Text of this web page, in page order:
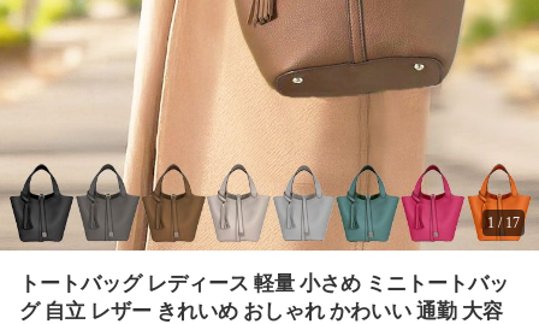
1 / 17
トートバッグ レディース 軽量 小さめ ミニトートバッ
グ 自立 レザー きれいめ おしゃれ かわいい 通勤 大容